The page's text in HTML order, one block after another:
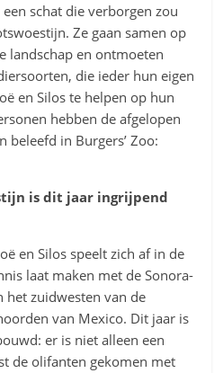
schat die verborgen zou
Ze gaan samen op
landschap en ontmoeten
die ieder hun eigen
en Silos te helpen op hun
hebben de afgelopen
beleefd in Burgers’ Zoo:
is dit jaar ingrijpend
en Silos speelt zich af in de
laat maken met de Sonora-
het zuidwesten van de
van Mexico. Dit jaar is
er is niet alleen een
de olifanten gekomen met